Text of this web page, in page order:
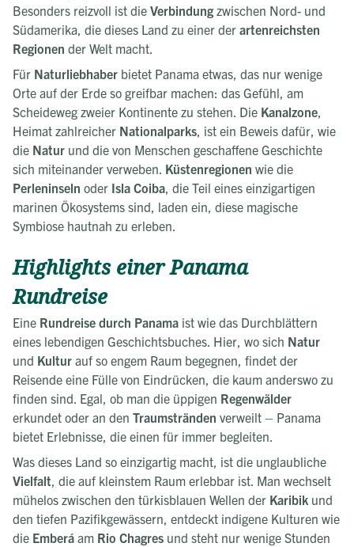
Besonders reizvoll ist die Verbindung zwischen Nord- und
Südamerika, die dieses Land zu einer der artenreichsten
Regionen der Welt macht.
Für Naturliebhaber bietet Panama etwas, das nur wenige
Orte auf der Erde so greifbar machen: das Gefühl, am
Scheideweg zweier Kontinente zu stehen. Die Kanalzone
Heimat zahlreicher Nationalparks , ist ein Beweis dafür, wie
die Natur und die von Menschen geschaffene Geschichte
sich miteinander verweben. Küstenregionen wie die
Perleninseln oder Isla Coiba , die Teil eines einzigartigen
marinen Ökosystems sind, laden ein, diese magische
Symbiose hautnah zu erleben.
Highlights einer Panama
Rundreise
Eine Rundreise durch Panama ist wie das Durchblättern
eines lebendigen Geschichtsbuches. Hier, wo sich Natur
und Kultur auf so engem Raum begegnen, findet der
Reisende eine Fülle von Eindrücken, die kaum anderswo zu
finden sind. Egal, ob man die üppigen Regenwälder
erkundet oder an den Traumstränden verweilt – Panama
bietet Erlebnisse, die einen für immer begleiten.
Was dieses Land so einzigartig macht, ist die unglaubliche
Vielfalt , die auf kleinstem Raum erlebbar ist. Man wechselt
mühelos zwischen den türkisblauen Wellen der Karibik und
den tiefen Pazifikgewässern, entdeckt indigene Kulturen wie
die Emberá am Rio Chagres und steht nur wenige Stunden